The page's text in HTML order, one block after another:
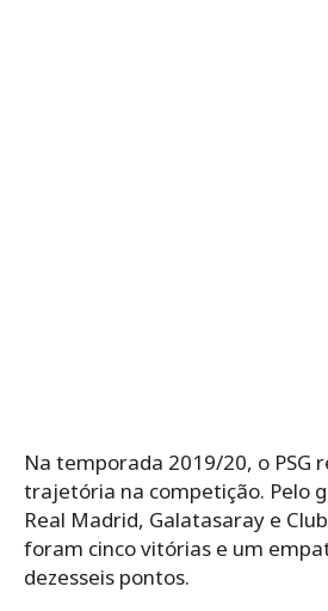
Na temporada 2019/20, o PSG
trajetória na competição. Pelo
Real Madrid, Galatasaray e
foram cinco vitórias e um
dezesseis pontos.